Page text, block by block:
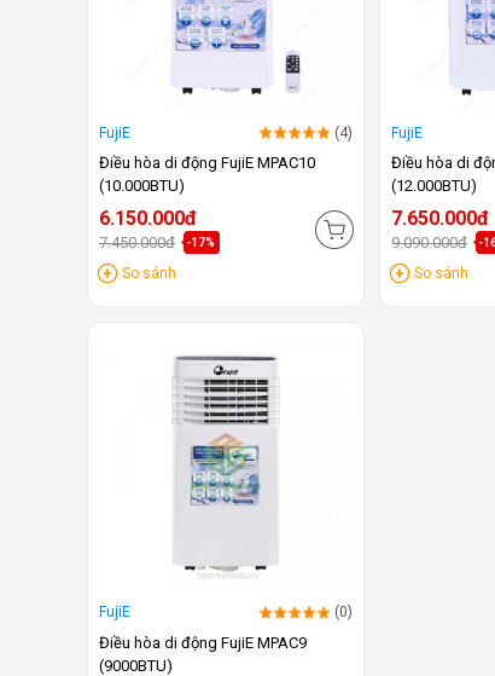
FujiE (4)
Điều hòa di động FujiE MPAC10
(10.000BTU)
6.150.000đ
7.450.000đ -17%
So sánh
FujiE
Điều hòa di
(12.000BTU)
7.650.000đ
9.090.000đ -
So sánh
FujiE (0)
Điều hòa di động FujiE MPAC9
(9000BTU)